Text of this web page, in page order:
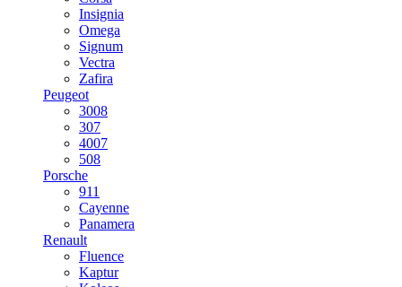
Insignia
Omega
Signum
Vectra
Zafira
Peugeot
3008
307
4007
508
Porsche
911
Cayenne
Panamera
Renault
Fluence
Kaptur